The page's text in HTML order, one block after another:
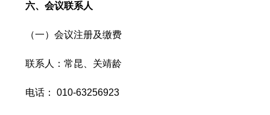
六、会议联系人
（一）会议注册及缴费
联系人：常昆、关靖龄
电话： 010-63256923